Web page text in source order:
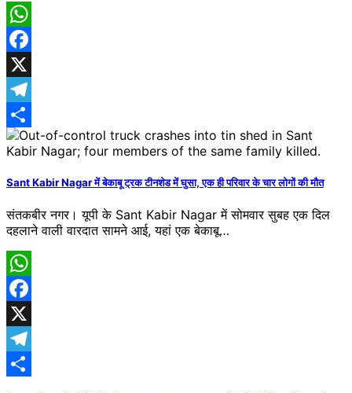
WhatsApp
Facebook
X
Telegram
Share
Sant Kabir Nagar में बेकाबू ट्रक टीनशेड में घुसा, एक ही परिवार के चार लोगों की मौत
संतकबीर नगर। यूपी के Sant Kabir Nagar में सोमवार सुबह एक दिल
दहलाने वाली वारदात सामने आई, यहां एक बेकाबू…
WhatsApp
Facebook
X
Telegram